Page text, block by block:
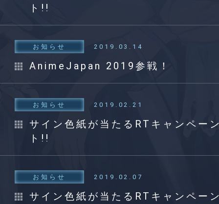
ト!!
お知らせ 2019.03.14
AnimeJapan 2019参戦！
お知らせ 2019.02.21
サイン色紙が当たるRTキャンペー
ト!!
お知らせ 2019.02.07
サイン色紙が当たるRTキャンペー